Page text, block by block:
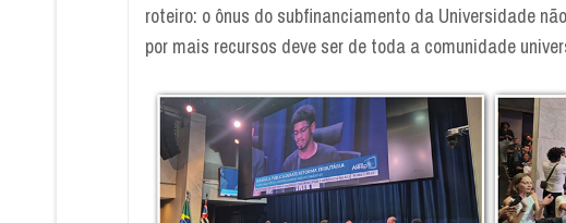
roteiro: o ônus do subfinanciamento da Universidade
por mais recursos deve ser de toda a comunidade